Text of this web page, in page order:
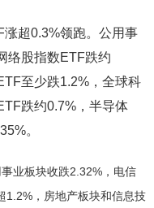
超0.3%领跑。公用事
络股指数ETF跌约
至少跌1.2%，全球科
跌约0.7%，半导体
。
业板块收跌2.32%，电信
1.2%，房地产板块和信息技